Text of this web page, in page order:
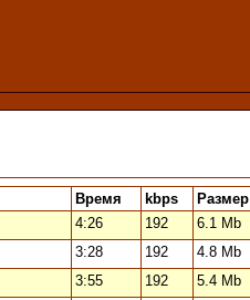
Время kbps
Размер
4:26 192 6.1 Mb
3:28 192 4.8 Mb
3:55 192 5.4 Mb